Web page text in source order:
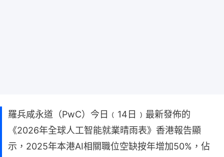
羅兵咸永道（PwC）今日﹙14日﹚最新發佈的
《2026年全球人工智能就業晴雨表》香港報告顯
示，2025年本港AI相關職位空缺按年增加50%，佔